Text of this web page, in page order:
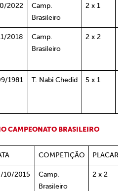
2022
Camp.
Brasileiro
2 x 1
2018
Camp.
Brasileiro
2 x 2
1981 T. Nabi Chedid 5 x 1
CAMPEONATO BRASILEIRO
COMPETIÇÃO PLACAR
10/2015
Camp.
Brasileiro
2 x 2